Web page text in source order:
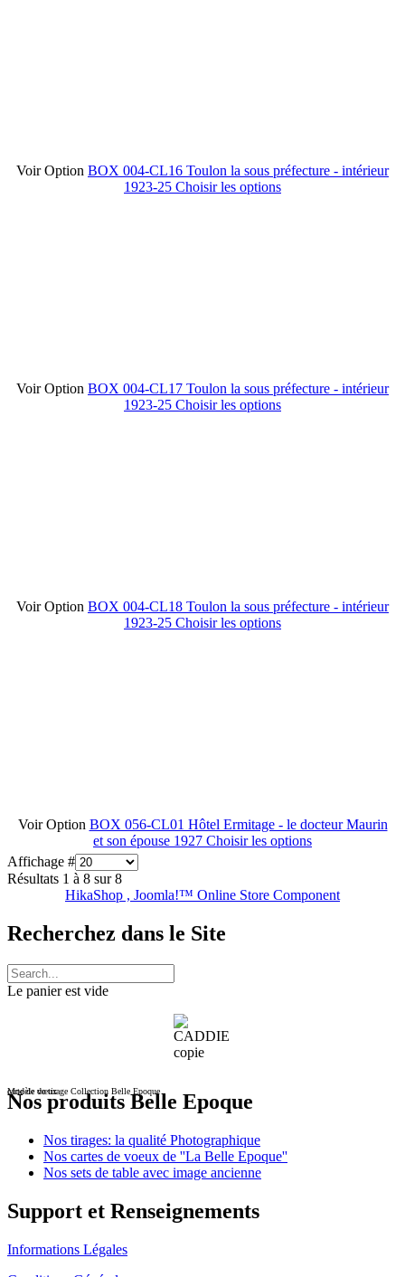
Voir Option BOX 004-CL16 Toulon la sous préfecture - intérieur
1923-25 Choisir les options
Voir Option BOX 004-CL17 Toulon la sous préfecture - intérieur
1923-25 Choisir les options
Voir Option BOX 004-CL18 Toulon la sous préfecture - intérieur
1923-25 Choisir les options
Voir Option BOX 056-CL01 Hôtel Ermitage - le docteur Maurin
et son épouse 1927 Choisir les options
Affichage #
Résultats 1 à 8 sur 8
HikaShop , Joomla!™ Online Store Component
Recherchez dans le Site
Le panier est vide
carte de vœux
Modèle de tirage Collection Belle Epoque
Nos produits Belle Epoque
Nos tirages: la qualité Photographique
Nos cartes de voeux de ''La Belle Epoque''
Nos sets de table avec image ancienne
Support et Renseignements
Informations Légales